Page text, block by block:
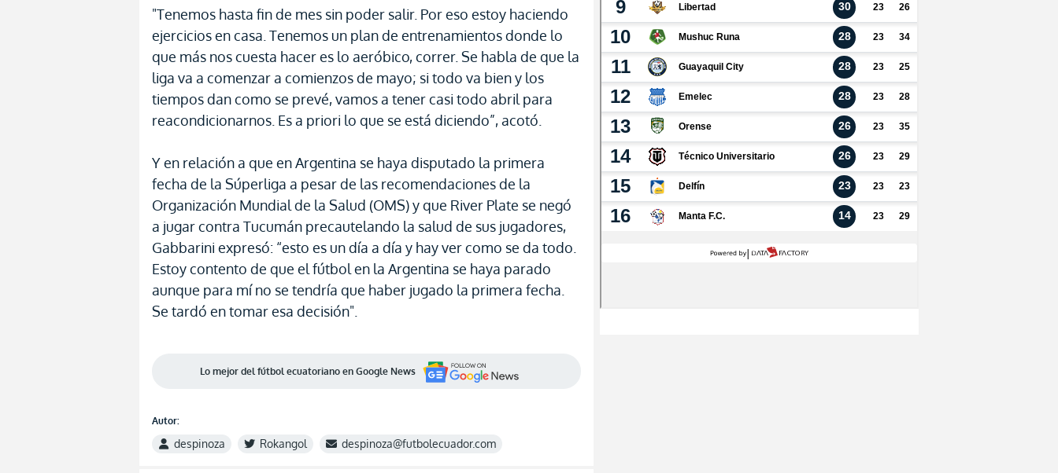
"Tenemos hasta fin de mes sin poder salir. Por eso estoy haciendo
ejercicios en casa. Tenemos un plan de entrenamientos donde lo
que más nos cuesta hacer es lo aeróbico, correr. Se habla de que la
liga va a comenzar a comienzos de mayo; si todo va bien y los
tiempos dan como se prevé, vamos a tener casi todo abril para
reacondicionarnos. Es a priori lo que se está diciendo”, acotó.
Y en relación a que en Argentina se haya disputado la primera
fecha de la Súperliga a pesar de las recomendaciones de la
Organización Mundial de la Salud (OMS) y que River Plate se negó
a jugar contra Tucumán precautelando la salud de sus jugadores,
Gabbarini expresó: “esto es un día a día y hay ver como se da todo.
Estoy contento de que el fútbol en la Argentina se haya parado
aunque para mí no se tendría que haber jugado la primera fecha.
Se tardó en tomar esa decisión".
Lo mejor del fútbol ecuatoriano en Google News
Autor:
despinoza Rokangol despinoza@futbolecuador.com